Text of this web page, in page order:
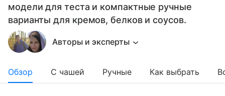
модели для теста и компактные ручные
варианты для кремов, белков и соусов.
Авторы и эксперты
Обзор С чашей Ручные Как выбрать